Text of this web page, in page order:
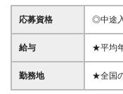
応募資格
◎中途
迎！ ◎
以下（
スマー
する商
給与
★平均
能！ ★
資格保有率
勤務地
★全国
舗も多